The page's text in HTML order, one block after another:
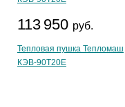
113 950 руб.
Тепловая пушка Тепломаш
КЭВ-90Т20Е